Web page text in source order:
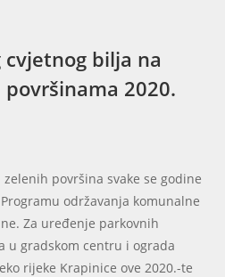
cvjetnog bilja na
2020.
površina svake se godine
održavanja komunalne
Za uređenje parkovnih
u gradskom centru i ograda
rijeke Krapinice ove 2020.-te